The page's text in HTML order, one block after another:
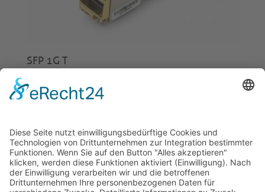
SFP 1G T
€
© 2026 Tecowin GmbH |Impressum|Datenschutz
| Widerrufsrecht|AGB| Gewährleistung|RMA